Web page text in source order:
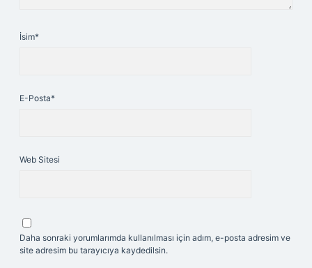
İsim*
E-Posta*
Web Sitesi
Daha sonraki yorumlarımda kullanılması için adım, e-posta adresim ve
site adresim bu tarayıcıya kaydedilsin.